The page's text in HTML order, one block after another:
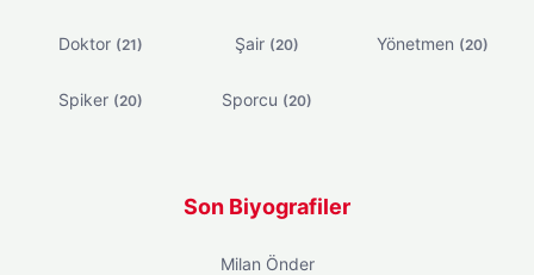
Doktor (21) Şair (20) Yönetmen (20)
Spiker (20) Sporcu (20)
Son Biyografiler
Milan Önder